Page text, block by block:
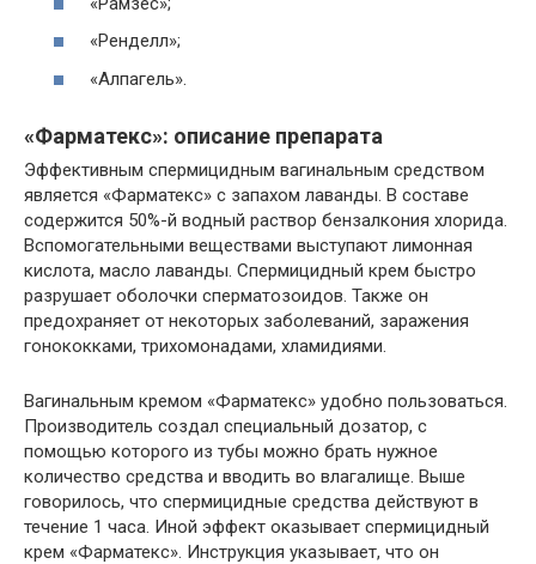
«Ренделл»;
«Алпагель».
«Фарматекс»: описание препарата
Эффективным спермицидным вагинальным средством
является «Фарматекс» с запахом лаванды. В составе
содержится 50%-й водный раствор бензалкония хлорида.
Вспомогательными веществами выступают лимонная
кислота, масло лаванды. Спермицидный крем быстро
разрушает оболочки сперматозоидов. Также он
предохраняет от некоторых заболеваний, заражения
гонококками, трихомонадами, хламидиями.
Вагинальным кремом «Фарматекс» удобно пользоваться.
Производитель создал специальный дозатор, с
помощью которого из тубы можно брать нужное
количество средства и вводить во влагалище. Выше
говорилось, что спермицидные средства действуют в
течение 1 часа. Иной эффект оказывает спермицидный
крем «Фарматекс». Инструкция указывает, что он